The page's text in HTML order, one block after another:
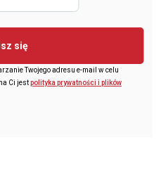
się
Twojego adresu e-mail w celu
Ci jestpolityka prywatności i plików